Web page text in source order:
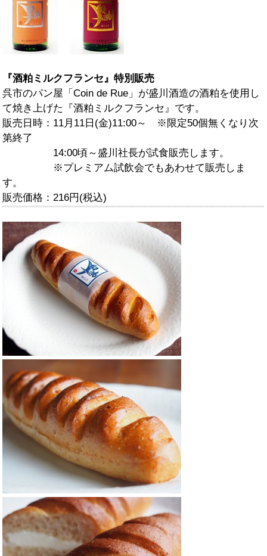
『酒粕ミルクフランセ』特別販売
呉市のパン屋「Coin de Rue」が盛川酒造の酒粕を使用し
て焼き上げた『酒粕ミルクフランセ』です。
販売日時：11月11日(金)11:00～ ※限定50個無くなり次
第終了
14:00頃～盛川社長が試食販売します。
※プレミアム試飲会でもあわせて販売しま
す。
販売価格：216円(税込)